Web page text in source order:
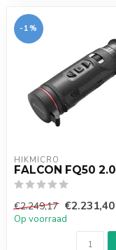
-1%
HIKMICRO
FALCON FQ50 2.0
€2.249,17 €2.231,40
Op voorraad